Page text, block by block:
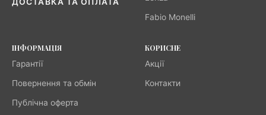
Fabio Monelli
ІНФОРМАЦІЯ
Гарантії
Повернення та обмін
Публічна оферта
КОРИСНЕ
Акції
Контакти